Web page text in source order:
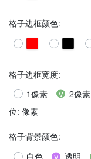
格子边框颜色:
格子边框宽度:
1像素
2像素
位: 像素
格子背景颜色:
白色
透明